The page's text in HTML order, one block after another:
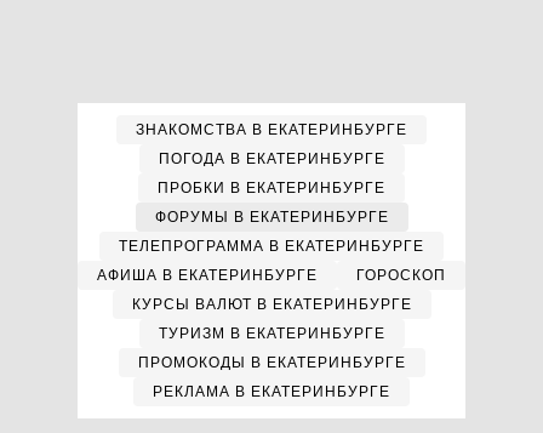
ЗНАКОМСТВА В ЕКАТЕРИНБУРГЕ
ПОГОДА В ЕКАТЕРИНБУРГЕ
ПРОБКИ В ЕКАТЕРИНБУРГЕ
ФОРУМЫ В ЕКАТЕРИНБУРГЕ
ТЕЛЕПРОГРАММА В ЕКАТЕРИНБУРГЕ
АФИША В ЕКАТЕРИНБУРГЕ
ГОРОСКОП
КУРСЫ ВАЛЮТ В ЕКАТЕРИНБУРГЕ
ТУРИЗМ В ЕКАТЕРИНБУРГЕ
ПРОМОКОДЫ В ЕКАТЕРИНБУРГЕ
РЕКЛАМА В ЕКАТЕРИНБУРГЕ